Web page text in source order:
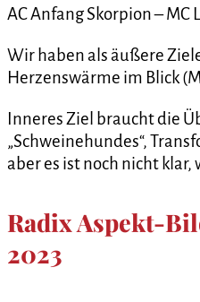
AC Anfang Skorpion – MC
Wir haben als äußere
Herzenswärme im Blick
Inneres Ziel braucht die
„Schweinehundes“,
aber es ist noch nicht klar,
Radix Aspekt-
2023